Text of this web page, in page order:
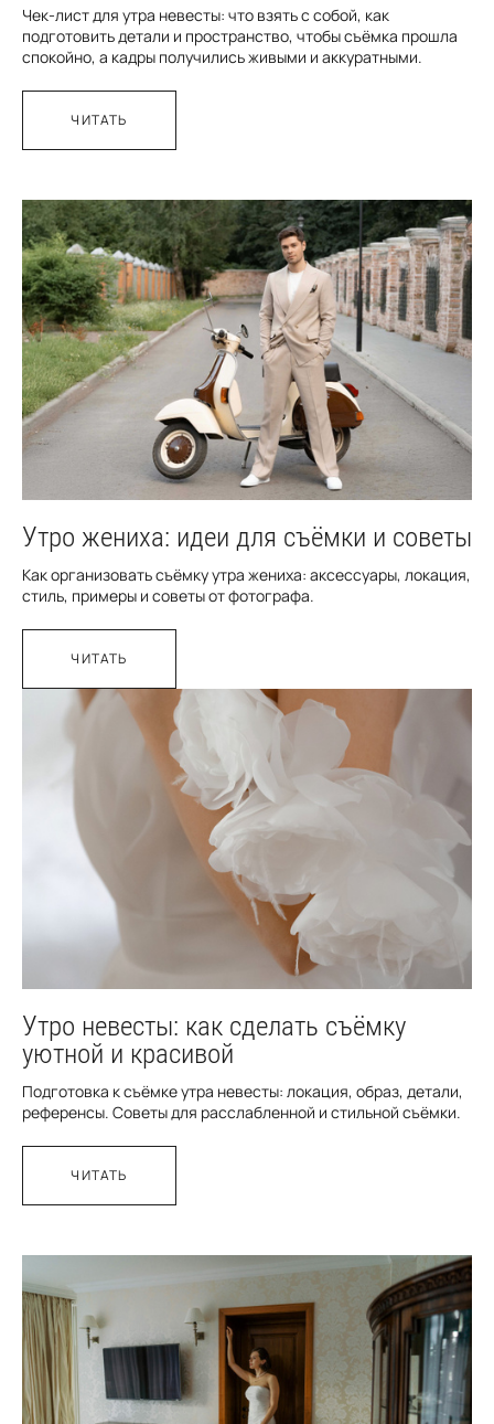
Чек-лист для утра невесты: что взять с собой, как
подготовить детали и пространство, чтобы съёмка прошла
спокойно, а кадры получились живыми и аккуратными.
ЧИТАТЬ
Утро жениха: идеи для съёмки и советы
Как организовать съёмку утра жениха: аксессуары, локация,
стиль, примеры и советы от фотографа.
ЧИТАТЬ
Утро невесты: как сделать съёмку
уютной и красивой
Подготовка к съёмке утра невесты: локация, образ, детали,
референсы. Советы для расслабленной и стильной съёмки.
ЧИТАТЬ